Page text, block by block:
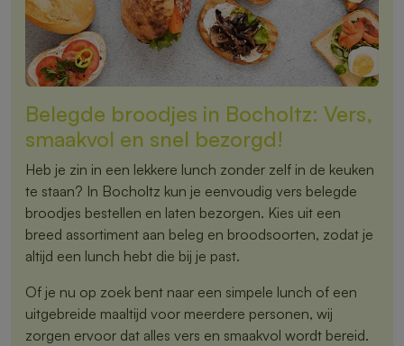
Belegde broodjes in Bocholtz: Vers,
smaakvol en snel bezorgd!
Heb je zin in een lekkere lunch zonder zelf in de keuken
te staan? In Bocholtz kun je eenvoudig vers belegde
broodjes bestellen en laten bezorgen. Kies uit een
breed assortiment aan beleg en broodsoorten, zodat je
altijd een lunch hebt die bij je past.
Of je nu op zoek bent naar een simpele lunch of een
uitgebreide maaltijd voor meerdere personen, wij
zorgen ervoor dat alles vers en smaakvol wordt bereid.